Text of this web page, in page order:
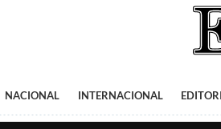
NACIONAL INTERNACIONAL